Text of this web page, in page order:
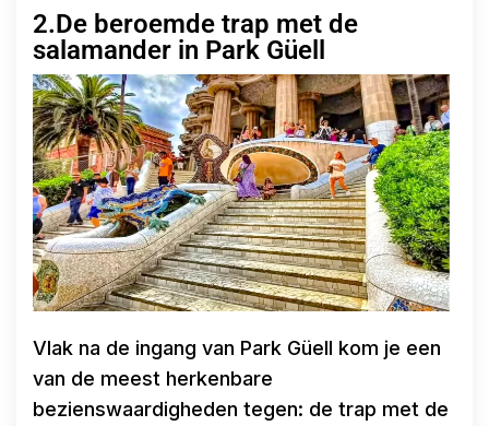
2.De beroemde trap met de
salamander in Park Güell
Vlak na de ingang van Park Güell kom je een
van de meest herkenbare
bezienswaardigheden tegen: de trap met de